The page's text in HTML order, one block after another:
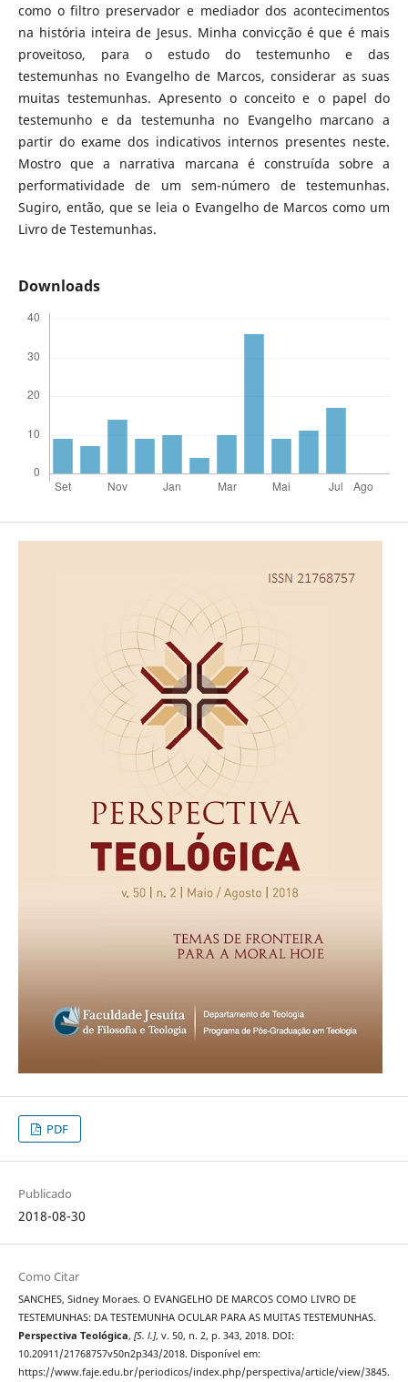
como o filtro preservador e mediador dos acontecimentos
na história inteira de Jesus. Minha convicção é que é mais
proveitoso, para o estudo do testemunho e das
testemunhas no Evangelho de Marcos, considerar as suas
muitas testemunhas. Apresento o conceito e o papel do
testemunho e da testemunha no Evangelho marcano a
partir do exame dos indicativos internos presentes neste.
Mostro que a narrativa marcana é construída sobre a
performatividade de um sem-número de testemunhas.
Sugiro, então, que se leia o Evangelho de Marcos como um
Livro de Testemunhas.
Downloads
PDF
Publicado
2018-08-30
Como Citar
SANCHES, Sidney Moraes. O EVANGELHO DE MARCOS COMO LIVRO DE
TESTEMUNHAS: DA TESTEMUNHA OCULAR PARA AS MUITAS TESTEMUNHAS.
Perspectiva Teológica, [S. l.], v. 50, n. 2, p. 343, 2018. DOI:
10.20911/21768757v50n2p343/2018. Disponível em:
https://www.faje.edu.br/periodicos/index.php/perspectiva/article/view/3845.